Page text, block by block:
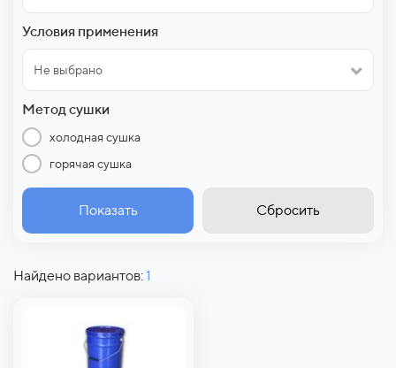
Условия применения
Не выбрано
Метод сушки
холодная сушка
горячая сушка
Показать Сбросить
Найдено вариантов:1